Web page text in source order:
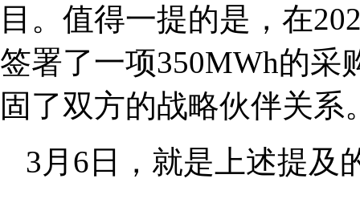
目。值得一提的是，在
签署了一项350MWh的采
固了双方的战略伙伴关系
3月6日，就是上述提